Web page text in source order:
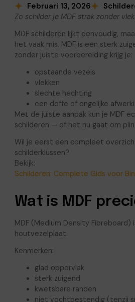
Februari 13, 2026
Zo schilder je MDF strak zonder
MDF schilderen lijkt eenvoudig,
het vaak mis. MDF is een sterk
zonder juiste voorbereiding krijg je:
opstaande vezels
vlekken
slechte hechting
een doffe of ongelijke
Met de juiste aanpak kun je MDF
schilderen — of het nu gaat om
Wil je eerst een compleet
schilderklussen?
Bekijk:
Schilderen: Complete Gids voor
Wat is MDF
MDF (Medium Density Fibreboard)
houtvezelplaat.
Kenmerken:
glad oppervlak
sterk zuigend
kwetsbare randen
niet vochtbestendig (tenzij